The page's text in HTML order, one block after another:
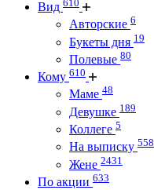
Вид 610
Авторские 6
Букеты дня 19
Полевые 80
Кому 610
Маме 48
Девушке 189
Коллеге 5
На выписку 558
Жене 2431
По акции 633